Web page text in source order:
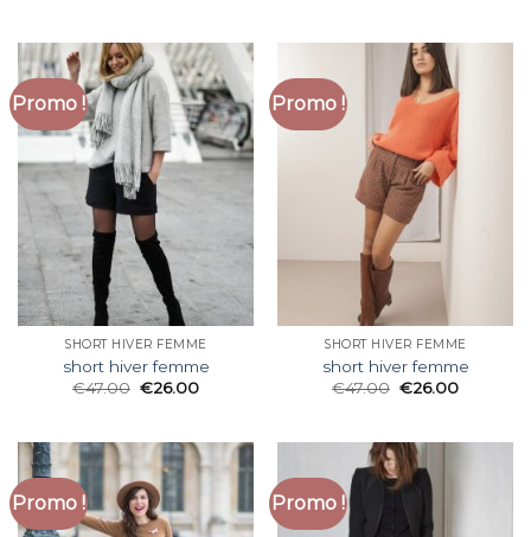
Promo !
SHORT HIVER FEMME
short hiver femme
€47.00 €26.00
Promo !
SHORT HIVER FEMME
short hiver femme
€47.00 €26.00
Promo ! Promo !